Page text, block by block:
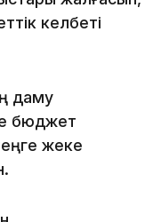
келбеті
даму
бюджет
жеке